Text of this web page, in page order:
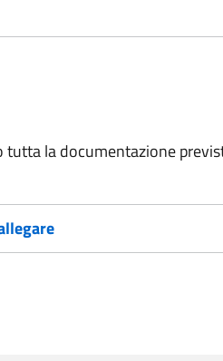
la documentazione